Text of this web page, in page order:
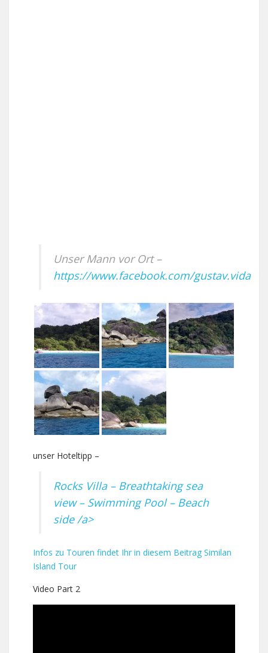
Unser Mann vor Ort –
https://www.facebook.com/gustav.vida
unser Hoteltipp –
Rocks Villa – Breathtaking sea
view – Swimming Pool – Beach
side /a>
Infos zu Touren findet Ihr in diesem Beitrag Similan
Island Tour
Video Part 2